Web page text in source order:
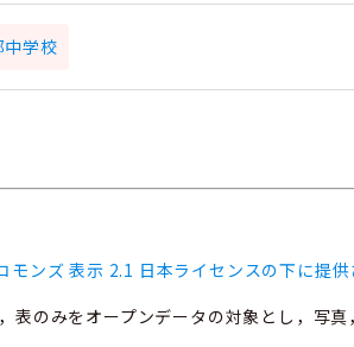
学校
モンズ 表示 2.1 日本ライセンスの下に提供
表のみをオープンデータの対象とし，写